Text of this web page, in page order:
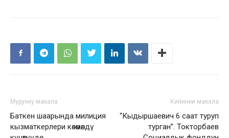
Мурунку макала
Баткен шаарында милиция
кызматкерлери көзөмөлдү
Кийинки макала
“Кыдыршаевич 6 саат туруп
турган”. Токторбаев